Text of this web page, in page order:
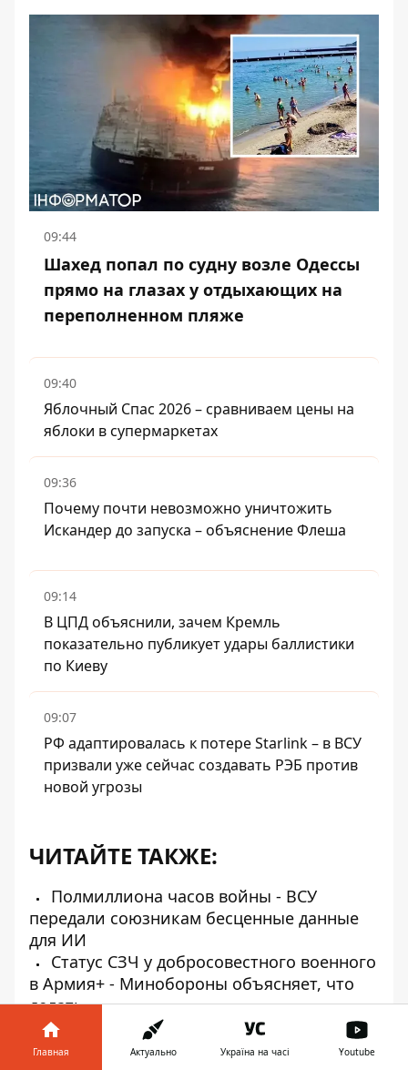
09:44
Шахед попал по судну возле Одессы
прямо на глазах у отдыхающих на
переполненном пляже
09:40
Яблочный Спас 2026 – сравниваем цены на
яблоки в супермаркетах
09:36
Почему почти невозможно уничтожить
Искандер до запуска – объяснение Флеша
09:14
В ЦПД объяснили, зачем Кремль
показательно публикует удары баллистики
по Киеву
09:07
РФ адаптировалась к потере Starlink – в ВСУ
призвали уже сейчас создавать РЭБ против
новой угрозы
ЧИТАЙТЕ ТАКЖЕ:
Полмиллиона часов войны - ВСУ
передали союзникам бесценные данные
для ИИ
Статус СЗЧ у добросовестного военного
в Армия+ - Минобороны объясняет, что
делать
Когда военные получат повышенные
зарплаты - Минобороны назвало точную
Главная Актуально Україна на часі Youtube